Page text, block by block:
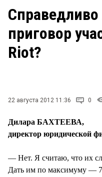
ЗАКОН
НОВОСТИ КОМПАНИЙ
приговор
Riot?
22 августа 2012 11:36 0
Дилара БАХТЕЕВА,
директор юридической
— Нет. Я считаю, что их
Дать им по максимуму —